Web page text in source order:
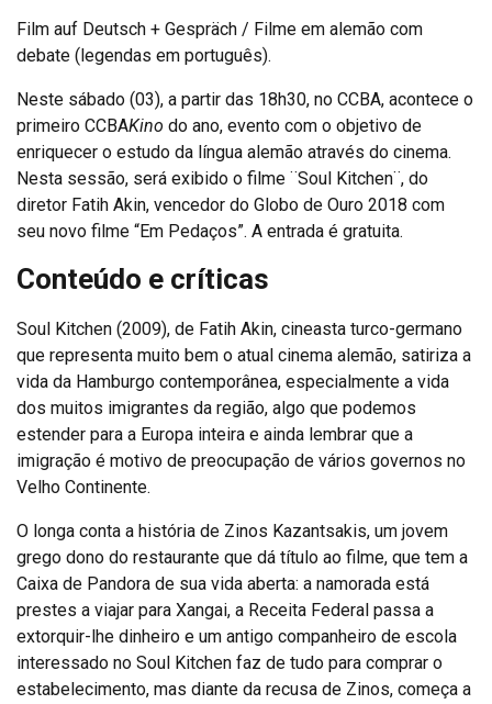
Film auf Deutsch + Gespräch / Filme em alemão com
debate (legendas em português).
Neste sábado (03), a partir das 18h30, no CCBA, acontece o
primeiro CCBAKino do ano, evento com o objetivo de
enriquecer o estudo da língua alemão através do cinema.
Nesta sessão, será exibido o filme ¨Soul Kitchen¨, do
diretor Fatih Akin, vencedor do Globo de Ouro 2018 com
seu novo filme “Em Pedaços”. A entrada é gratuita.
Conteúdo e críticas
Soul Kitchen (2009), de Fatih Akin, cineasta turco-germano
que representa muito bem o atual cinema alemão, satiriza a
vida da Hamburgo contemporânea, especialmente a vida
dos muitos imigrantes da região, algo que podemos
estender para a Europa inteira e ainda lembrar que a
imigração é motivo de preocupação de vários governos no
Velho Continente.
O longa conta a história de Zinos Kazantsakis, um jovem
grego dono do restaurante que dá título ao filme, que tem a
Caixa de Pandora de sua vida aberta: a namorada está
prestes a viajar para Xangai, a Receita Federal passa a
extorquir-lhe dinheiro e um antigo companheiro de escola
interessado no Soul Kitchen faz de tudo para comprar o
estabelecimento, mas diante da recusa de Zinos, começa a